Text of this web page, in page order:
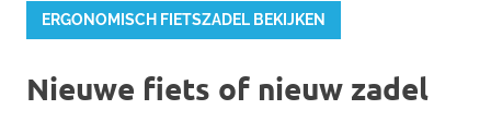
ERGONOMISCH FIETSZADEL BEKIJKEN
Nieuwe fiets of nieuw zadel